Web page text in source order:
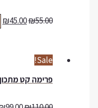
₪55.00
₪45.00
Sale!
פרימה קט מתכון